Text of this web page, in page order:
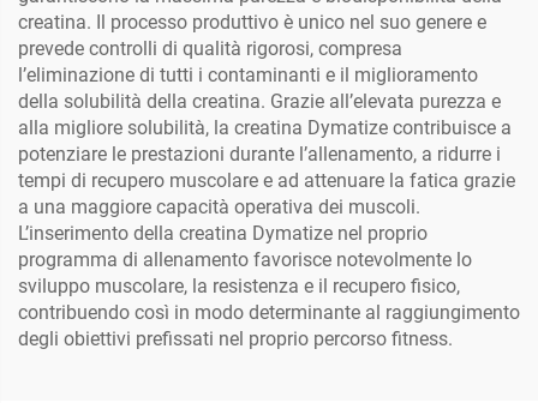
creatina. Il processo produttivo è unico nel suo genere e
prevede controlli di qualità rigorosi, compresa
l’eliminazione di tutti i contaminanti e il miglioramento
della solubilità della creatina. Grazie all’elevata purezza e
alla migliore solubilità, la creatina Dymatize contribuisce a
potenziare le prestazioni durante l’allenamento, a ridurre i
tempi di recupero muscolare e ad attenuare la fatica grazie
a una maggiore capacità operativa dei muscoli.
L’inserimento della creatina Dymatize nel proprio
programma di allenamento favorisce notevolmente lo
sviluppo muscolare, la resistenza e il recupero fisico,
contribuendo così in modo determinante al raggiungimento
degli obiettivi prefissati nel proprio percorso fitness.